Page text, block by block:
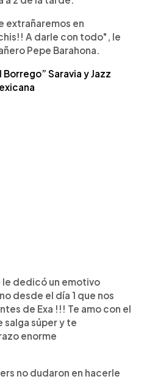
extrañaremos en
A darle con todo", le
Pepe Barahona.
Saravia y Jazz
le dedicó un emotivo
desde el día 1 que nos
de Exa !!! Te amo con el
salga súper y te
enorme
no dudaron en hacerle